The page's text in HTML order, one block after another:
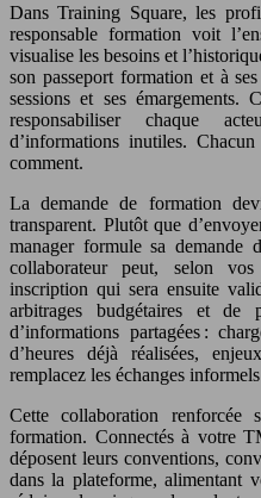
Dans Training Square, les
responsable formation voit
visualise les besoins et
son passeport formation et à
sessions et ses émargements.
responsabiliser chaque
d’informations inutiles.
comment.
La demande de formation
transparent. Plutôt que
manager formule sa demande
collaborateur peut, selon
inscription qui sera ensuite
arbitrages budgétaires et
d’informations partagées :
d’heures déjà réalisées,
remplacez les échanges
Cette collaboration renforcée
formation. Connectés à votre
déposent leurs conventions,
dans la plateforme, alimentant